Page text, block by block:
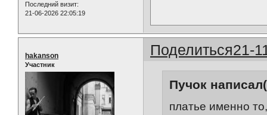
Последний визит:
21-06-2026 22:05:19
Поделиться21-
hakanson
Участник
Пучок
платье именно